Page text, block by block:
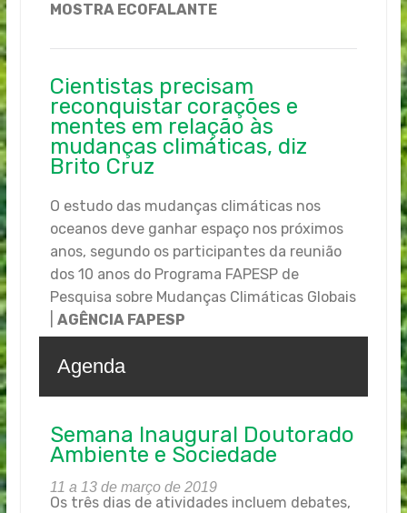
MOSTRA ECOFALANTE
Cientistas precisam
reconquistar corações e
mentes em relação às
mudanças climáticas, diz
Brito Cruz
O estudo das mudanças climáticas nos
oceanos deve ganhar espaço nos próximos
anos, segundo os participantes da reunião
dos 10 anos do Programa FAPESP de
Pesquisa sobre Mudanças Climáticas Globais
AGÊNCIA FAPESP
Agenda
Semana Inaugural Doutorado
Ambiente e Sociedade
11 a 13 de março de 2019
Os três dias de atividades incluem debates,